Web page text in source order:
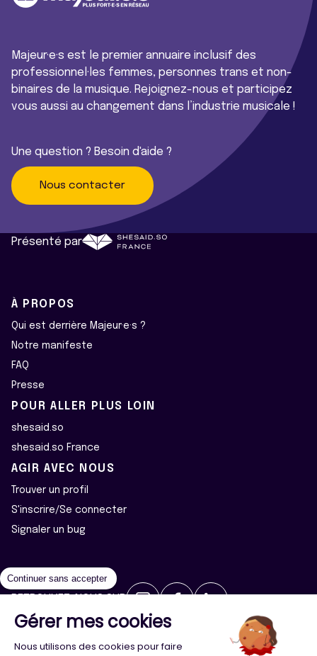
Majeur·e·s est le premier annuaire inclusif des
professionnel·les femmes, personnes trans et non-
binaires de la musique. Rejoignez-nous et participez
vous aussi au changement dans l’industrie musicale !
Une question ? Besoin d'aide ?
Nous contacter
Présenté par
À PROPOS
Qui est derrière Majeur·e·s ?
Notre manifeste
FAQ
Presse
POUR ALLER PLUS LOIN
shesaid.so
shesaid.so France
AGIR AVEC NOUS
Trouver un profil
S'inscrire/Se connecter
Signaler un bug
2026 ©Majeur·e·s - Tous droits réservés
Politique de confidentialité
Continuer sans accepter
Gérer mes cookies
Nous utilisons des cookies pour faire